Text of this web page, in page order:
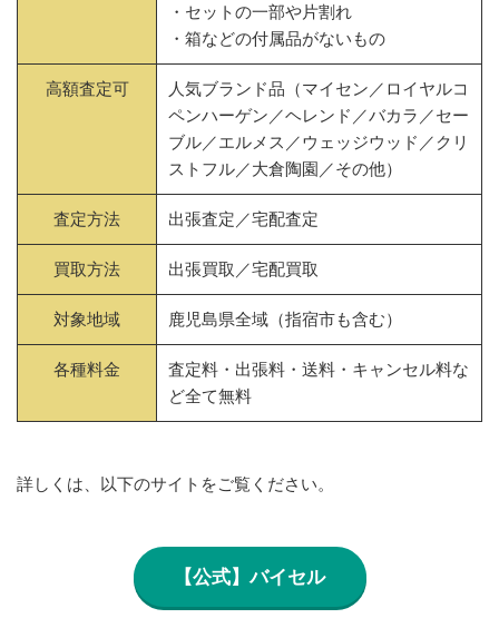
・セットの一部や片割れ
・箱などの付属品がないもの
高額査定可
人気ブランド品（マイセン／ロイヤルコ
ペンハーゲン／ヘレンド／バカラ／セー
ブル／エルメス／ウェッジウッド／クリ
ストフル／大倉陶園／その他）
査定方法 出張査定／宅配査定
買取方法 出張買取／宅配買取
対象地域 鹿児島県全域（指宿市も含む）
各種料金
査定料・出張料・送料・キャンセル料な
ど全て無料
詳しくは、以下のサイトをご覧ください。
【公式】バイセル